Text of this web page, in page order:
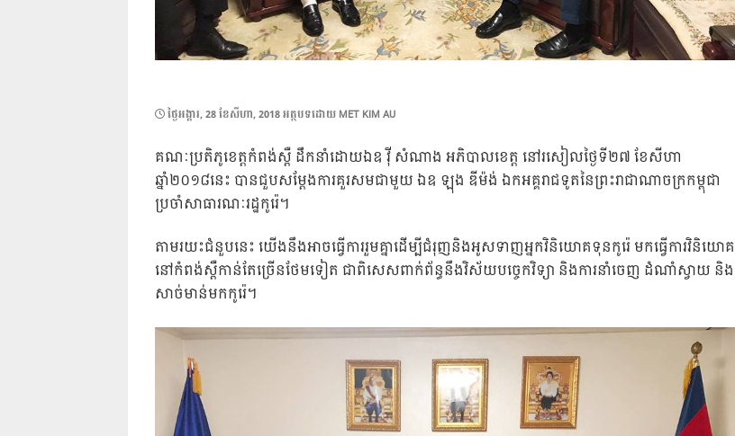
POSTED
ថ្ងៃ​អង្គារ, 28 ខែ​សីហា, 2018អត្ថបទដោយ MET KIM AU
គណៈប្រតិភូខេត្តកំពង់ស្ពឺ ដឹកនាំដោយឯឧ វុី សំណាង អភិបាលខេត្ត នៅរសៀលថ្ងៃទី២៧​ ខែសីហា​
ឆ្នាំ២០១៨នេះ​ បានជួបសម្ដែងការគួរសមជាមួយ​ ឯឧ ឡុង ឌីម៉ង់ ឯកអគ្គរាជទូតនៃព្រះរាជាណាចក្រកម្ពុជា
ប្រចាំសាធារណៈរដ្ឋកូរ៉េ។
តាមរយះជំនួបនេះ យេីងនឹងអាចធ្វេីការរួមគ្នាដេីម្បីជំរុញ​និងអូសទាញអ្នកវិនិយោគទុនកូរ៉េ មកធ្វេីការវិនិយោគ
នៅកំពង់ស្ពឺកាន់តែច្រេីនថែមទៀត ជាពិសេសពាក់ព័ន្ធនឹងវិស័យបច្ចេកវិទ្យា និងការនាំចេញ ដំណាំស្វាយ និង
សាច់មាន់មកកូរ៉េ។